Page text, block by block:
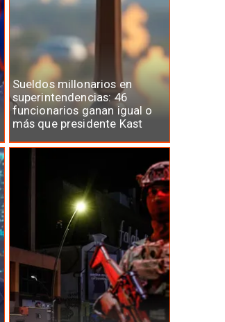
Sueldos millonarios en
superintendencias: 46
funcionarios ganan igual o
más que presidente Kast